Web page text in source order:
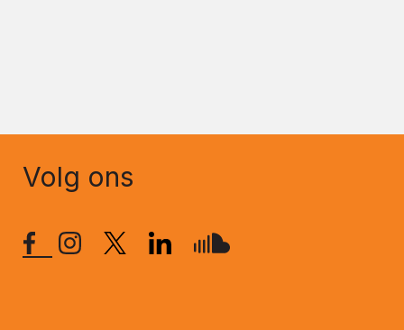
Volg ons